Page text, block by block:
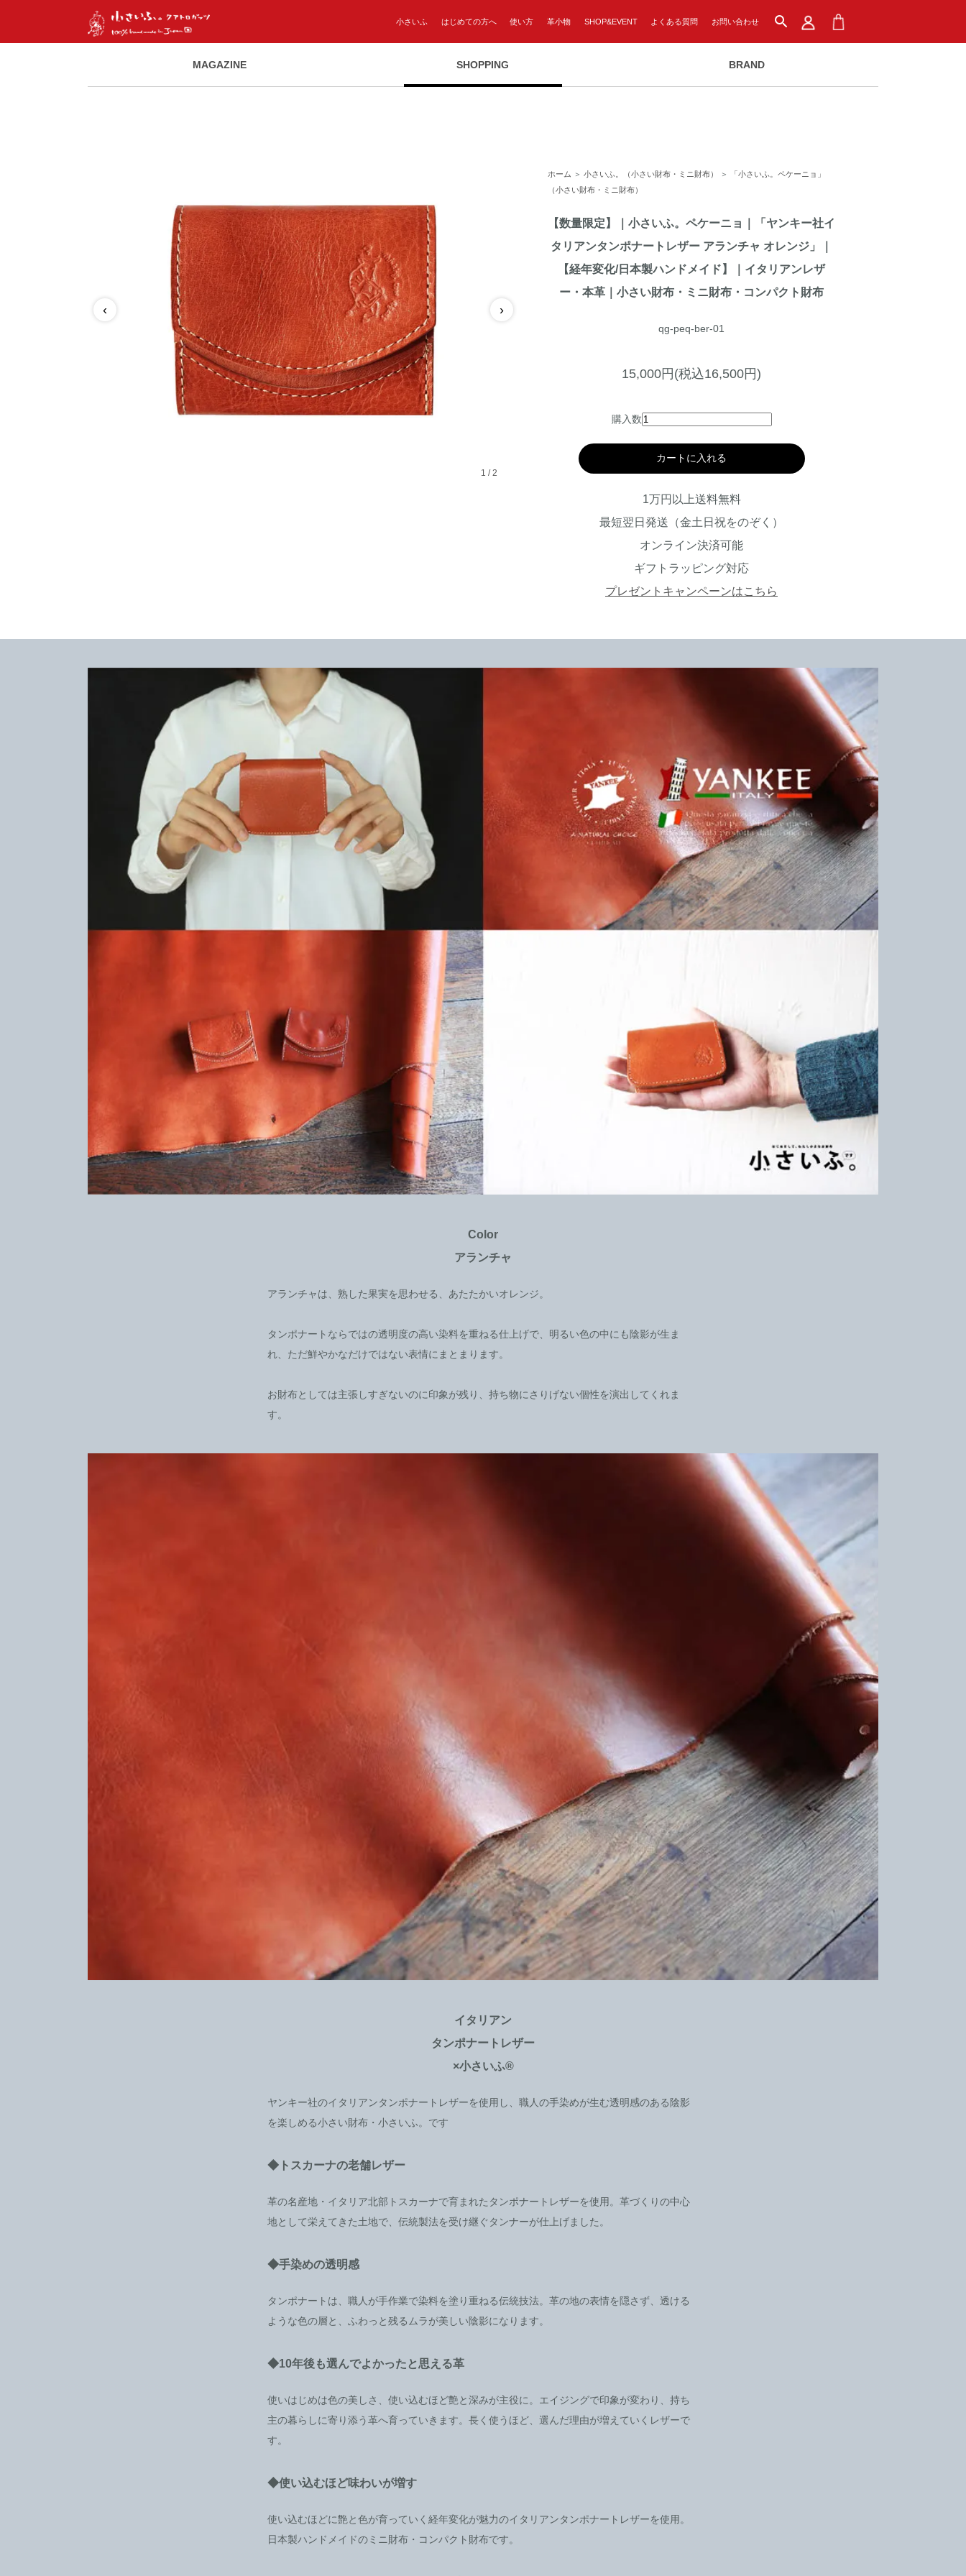
小さいふ はじめての方へ 使い方 革小物 SHOP&EVENT よくある質問 お問い合わせ search
MAGAZINE SHOPPING BRAND
‹ ›
1 /2
ホーム ＞ 小さいふ。（小さい財布・ミニ財布） ＞
「小さいふ。ペケーニョ」
（小さい財布・ミニ財布）
【数量限定】｜小さいふ。ペケーニョ｜「ヤンキー社イ
タリアンタンポナートレザー アランチャ オレンジ」｜
【経年変化/日本製ハンドメイド】｜イタリアンレザ
ー・本革｜小さい財布・ミニ財布・コンパクト財布
qg-peq-ber-01
15,000円(税込16,500円)
購入数
カートに入れる
1万円以上送料無料
最短翌日発送（金土日祝をのぞく）
オンライン決済可能
ギフトラッピング対応
プレゼントキャンペーンはこちら
Color
アランチャ
アランチャは、熟した果実を思わせる、あたたかいオレンジ。
タンポナートならではの透明度の高い染料を重ねる仕上げで、明るい色の中にも陰影が生ま
れ、ただ鮮やかなだけではない表情にまとまります。
お財布としては主張しすぎないのに印象が残り、持ち物にさりげない個性を演出してくれま
す。
イタリアン
タンポナートレザー
×小さいふ®
ヤンキー社のイタリアンタンポナートレザーを使用し、職人の手染めが生む透明感のある陰影
を楽しめる小さい財布・小さいふ。です
◆トスカーナの老舗レザー
革の名産地・イタリア北部トスカーナで育まれたタンポナートレザーを使用。革づくりの中心
地として栄えてきた土地で、伝統製法を受け継ぐタンナーが仕上げました。
◆手染めの透明感
タンポナートは、職人が手作業で染料を塗り重ねる伝統技法。革の地の表情を隠さず、透ける
ような色の層と、ふわっと残るムラが美しい陰影になります。
◆10年後も選んでよかったと思える革
使いはじめは色の美しさ、使い込むほど艶と深みが主役に。エイジングで印象が変わり、持ち
主の暮らしに寄り添う革へ育っていきます。長く使うほど、選んだ理由が増えていくレザーで
す。
◆使い込むほど味わいが増す
使い込むほどに艶と色が育っていく経年変化が魅力のイタリアンタンポナートレザーを使用。
日本製ハンドメイドのミニ財布・コンパクト財布です。